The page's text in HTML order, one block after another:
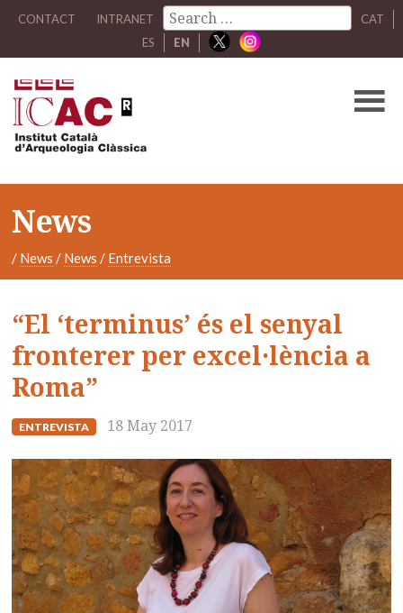
CONTACT INTRANET
CAT
ES
EN
News
/ News / News / Entrevista
“El ‘terminus’ és el senyal
fronterer per excel·lència a
Roma”
ENTREVISTA 18 May 2017